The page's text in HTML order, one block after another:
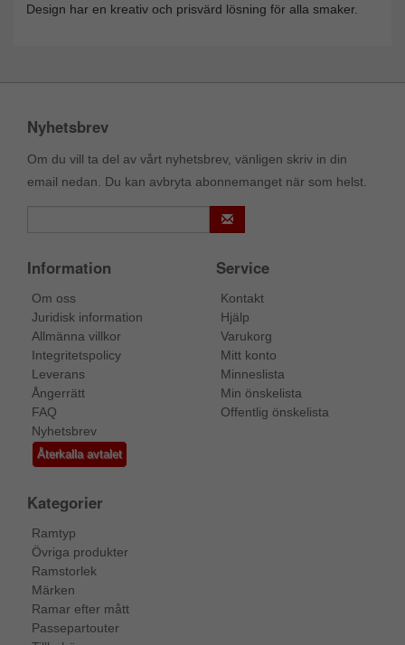
Design har en kreativ och prisvärd lösning för alla smaker.
Nyhetsbrev
Om du vill ta del av vårt nyhetsbrev, vänligen skriv in din
email nedan. Du kan avbryta abonnemanget när som helst.
Information
Om oss
Juridisk information
Allmänna villkor
Integritetspolicy
Leverans
Ångerrätt
FAQ
Nyhetsbrev
Återkalla avtalet
Service
Kontakt
Hjälp
Varukorg
Mitt konto
Minneslista
Min önskelista
Offentlig önskelista
Kategorier
Ramtyp
Övriga produkter
Ramstorlek
Märken
Ramar efter mått
Passepartouter